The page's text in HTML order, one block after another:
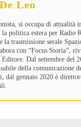
Leo
si occupa di attualità
politica estera per Radio
la trasmissione serale
con “Focus Storia”,
Dal settembre del
della comunicazione
dal gennaio 2020 è